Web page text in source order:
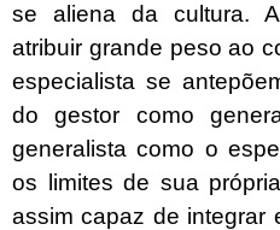
se aliena da cultura.
atribuir grande peso ao
especialista se
do gestor como
generalista como o
os limites de sua
assim capaz de integrar